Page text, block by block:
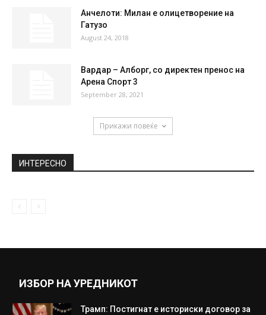
Анчелоти: Милан е олицетворение на
Гатузо
August 24, 2018
Вардар – Алборг, со директен пренос на
Арена Спорт 3
September 28, 2021
Прикажи повеќе
ИНТЕРЕСНО
ИЗБОР НА УРЕДНИКОТ
Трамп: Постигнат е историски договор за